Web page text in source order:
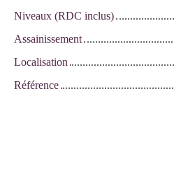
Niveaux (RDC inclus)
Assainissement
Localisation
Référence